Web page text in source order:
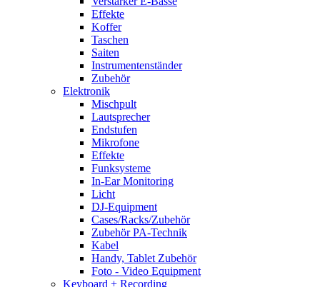
Effekte
Koffer
Taschen
Saiten
Instrumentenständer
Zubehör
Elektronik
Mischpult
Lautsprecher
Endstufen
Mikrofone
Effekte
Funksysteme
In-Ear Monitoring
Licht
DJ-Equipment
Cases/Racks/Zubehör
Zubehör PA-Technik
Kabel
Handy, Tablet Zubehör
Foto - Video Equipment
Keyboard + Recording